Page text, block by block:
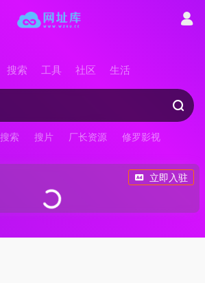
搜索 工具 社区 生活
索 搜片 厂长资源 修罗影视
立即入驻